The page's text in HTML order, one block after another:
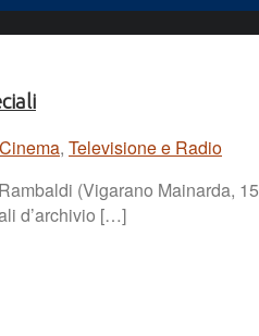
Cinema, Televisione e Radio
(Vigarano Mainarda,
d’archivio […]